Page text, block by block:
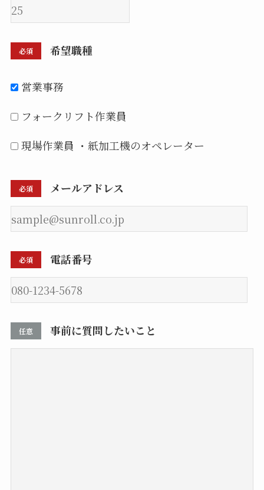
必須 希望職種
営業事務
フォークリフト作業員
現場作業員 ・紙加工機のオペレーター
必須 メールアドレス
必須 電話番号
任意 事前に質問したいこと